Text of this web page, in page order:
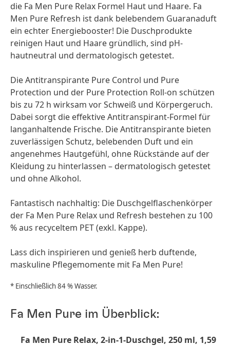
die Fa Men Pure Relax Formel Haut und Haare. Fa
Men Pure Refresh ist dank belebendem Guaranaduft
ein echter Energiebooster! Die Duschprodukte
reinigen Haut und Haare gründlich, sind pH-
hautneutral und dermatologisch getestet.
Die Antitranspirante Pure Control und Pure
Protection und der Pure Protection Roll-on schützen
bis zu 72 h wirksam vor Schweiß und Körpergeruch.
Dabei sorgt die effektive Antitranspirant-Formel für
langanhaltende Frische. Die Antitranspirante bieten
zuverlässigen Schutz, belebenden Duft und ein
angenehmes Hautgefühl, ohne Rückstände auf der
Kleidung zu hinterlassen – dermatologisch getestet
und ohne Alkohol.
Fantastisch nachhaltig: Die Duschgelflaschenkörper
der Fa Men Pure Relax und Refresh bestehen zu 100
% aus recyceltem PET(exkl. Kappe).
Lass dich inspirieren und genieß herb duftende,
maskuline Pflegemomente mit Fa Men Pure!
* Einschließlich 84 % Wasser.
Fa Men Pure im Überblick:
Fa Men Pure Relax, 2-in-1-Duschgel, 250 ml, 1,59